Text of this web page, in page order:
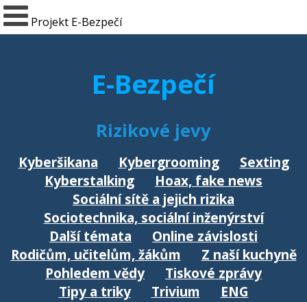
Projekt E-Bezpečí
E-Bezpečí
Rizikové jevy
Kyberšikana Kybergrooming
Sexting
Kyberstalking
Hoax, fake news
Sociální sítě a jejich rizika
Sociotechnika, sociální inženýrství
Další témata
Online závislosti
Rodičům, učitelům, žákům
Z naší kuchyně
Pohledem vědy
Tiskové zprávy
Tipy a triky
Trivium ENG